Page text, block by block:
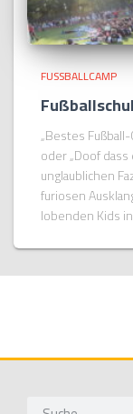
FUSSBALLCAMP
„Bestes
oder „Doof
unglaublichen
furiosen
lobenden Kids